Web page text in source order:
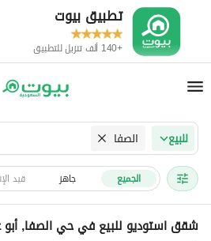
تطبيق بيوت
+140 ألف تنزيل للتطبيق
للبيع الصفا
الجميع جاهز قيد
شقق استوديو للبيع في حي الصفا,